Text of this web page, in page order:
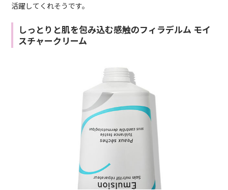
活躍してくれそうです。
しっとりと肌を包み込む感触のフィラデルム モイ
スチャークリーム